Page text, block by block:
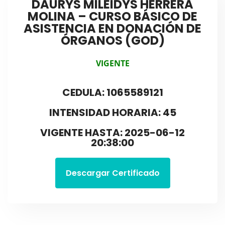
DAURYS MILEIDYS HERRERA
MOLINA – CURSO BÁSICO DE
ASISTENCIA EN DONACIÓN DE
ÓRGANOS (GOD)
VIGENTE
CEDULA: 1065589121
INTENSIDAD HORARIA: 45
VIGENTE HASTA: 2025-06-12
20:38:00
Descargar Certificado